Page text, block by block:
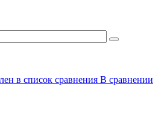
в список сравнения В сравнении